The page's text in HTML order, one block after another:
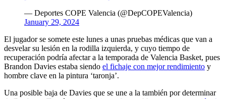
— Deportes COPE Valencia (@DepCOPEValencia)
January 29, 2024
El jugador se somete este lunes a unas pruebas médicas que van a
desvelar su lesión en la rodilla izquierda, y cuyo tiempo de
recuperación podría afectar a la temporada de Valencia Basket, pues
Brandon Davies estaba siendo el fichaje con mejor rendimiento y
hombre clave en la pintura ‘taronja’.
Una posible baja de Davies que se une a la también por determinar